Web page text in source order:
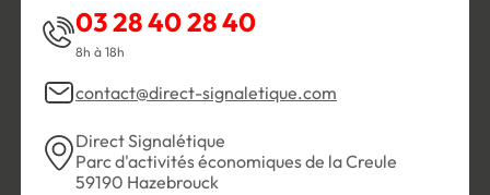
03 28 40 28 40
8h à 18h
contact@direct-signaletique.com
Direct Signalétique
Parc d'activités économiques de la Creule
59190 Hazebrouck